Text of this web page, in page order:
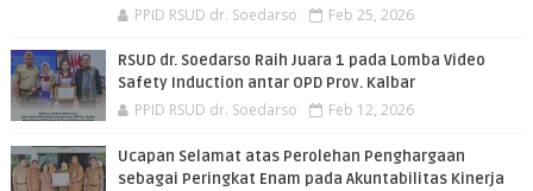
PPID RSUD dr. Soedarso Feb 25, 2026
RSUD dr. Soedarso Raih Juara 1 pada Lomba Video
Safety Induction antar OPD Prov. Kalbar
PPID RSUD dr. Soedarso Feb 12, 2026
Ucapan Selamat atas Perolehan Penghargaan
sebagai Peringkat Enam pada Akuntabilitas Kinerja